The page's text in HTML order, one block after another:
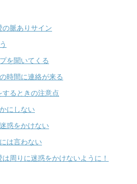
脈ありサイン
を聞いてくる
時間に連絡が来る
るときの注意点
にしない
惑をかけない
は言わない
周りに迷惑をかけないように！